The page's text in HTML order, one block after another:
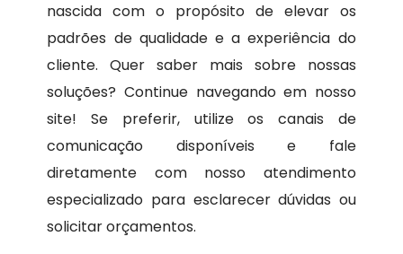
nascida com o propósito de elevar os
padrões de qualidade e a experiência do
cliente. Quer saber mais sobre nossas
soluções? Continue navegando em nosso
site! Se preferir, utilize os canais de
comunicação disponíveis e fale
diretamente com nosso atendimento
especializado para esclarecer dúvidas ou
solicitar orçamentos.